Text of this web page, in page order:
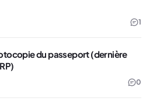
1
du passeport (dernière
0